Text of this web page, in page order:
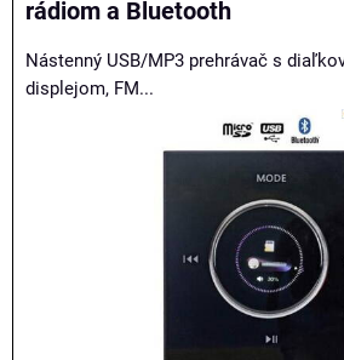
rádiom a Bluetooth
Nástenný USB/MP3 prehrávač s
displejom, FM...